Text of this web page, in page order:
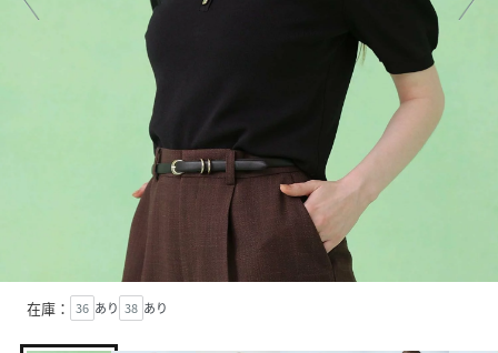
在庫： 36 あり 38 あり